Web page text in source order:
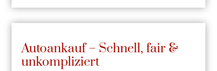
Autoankauf – Schnell, fair &
unkompliziert